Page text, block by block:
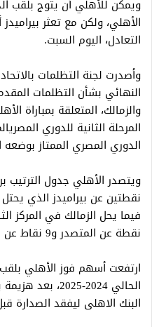
ويمكن للأهلي أن يتوج بلقب
الأهلي، ولكن مع تعثر
التعادل، اليوم السبت.
وأصدرت لجنة التظلمات
النهائي بشأن التظلمات
والزمالك، المتعلقة بمباراة
المرحلة الثانية للدوري
الدوري المصري الممتاز
نقطة عن المتصدر و9 نقاط عن بيراميدز.
ارتفعت أسهم فوز الأهلي
الحالي 2024-
البنك الاهلى ليفقد الصدارة قبل 3 جولات من نهاية